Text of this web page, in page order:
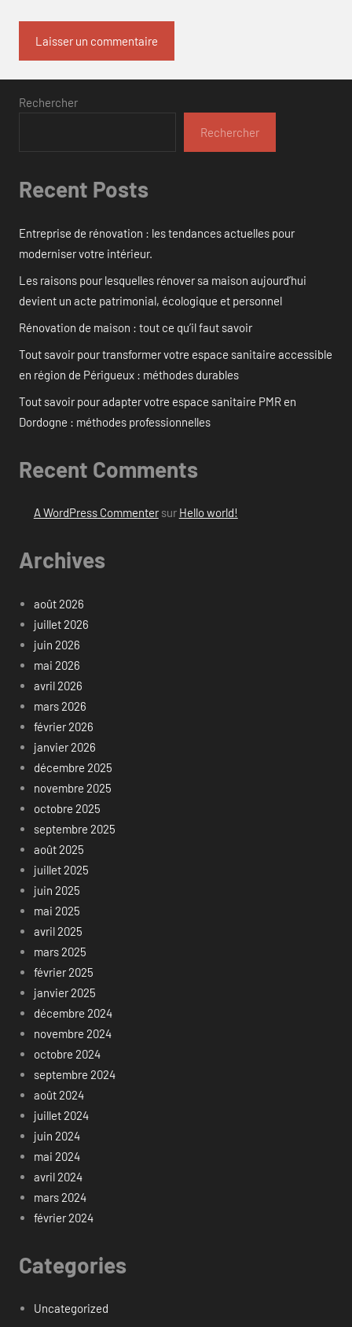
Rechercher
Rechercher
Recent Posts
Entreprise de rénovation : les tendances actuelles pour
moderniser votre intérieur.
Les raisons pour lesquelles rénover sa maison aujourd’hui
devient un acte patrimonial, écologique et personnel
Rénovation de maison : tout ce qu’il faut savoir
Tout savoir pour transformer votre espace sanitaire accessible
en région de Périgueux : méthodes durables
Tout savoir pour adapter votre espace sanitaire PMR en
Dordogne : méthodes professionnelles
Recent Comments
A WordPress Commentersur Hello world!
Archives
août 2026
juillet 2026
juin 2026
mai 2026
avril 2026
mars 2026
février 2026
janvier 2026
décembre 2025
novembre 2025
octobre 2025
septembre 2025
août 2025
juillet 2025
juin 2025
mai 2025
avril 2025
mars 2025
février 2025
janvier 2025
décembre 2024
novembre 2024
octobre 2024
septembre 2024
août 2024
juillet 2024
juin 2024
mai 2024
avril 2024
mars 2024
février 2024
Categories
Uncategorized